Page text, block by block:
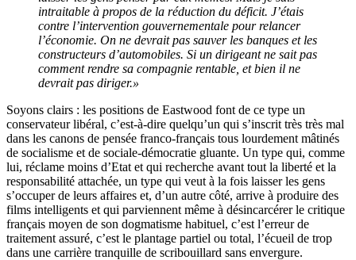
intraitable à propos de la réduction du déficit. J’étais
contre l’intervention gouvernementale pour relancer
l’économie. On ne devrait pas sauver les banques et les
constructeurs d’automobiles. Si un dirigeant ne sait pas
comment rendre sa compagnie rentable, et bien il ne
devrait pas diriger.»
Soyons clairs : les positions de Eastwood font de ce type un
conservateur libéral, c’est-à-dire quelqu’un qui s’inscrit très très mal
dans les canons de pensée franco-français tous lourdement mâtinés
de socialisme et de sociale-démocratie gluante. Un type qui, comme
lui, réclame moins d’Etat et qui recherche avant tout la liberté et la
responsabilité attachée, un type qui veut à la fois laisser les gens
s’occuper de leurs affaires et, d’un autre côté, arrive à produire des
films intelligents et qui parviennent même à désincarcérer le critique
français moyen de son dogmatisme habituel, c’est l’erreur de
traitement assuré, c’est le plantage partiel ou total, l’écueil de trop
dans une carrière tranquille de scribouillard sans envergure.